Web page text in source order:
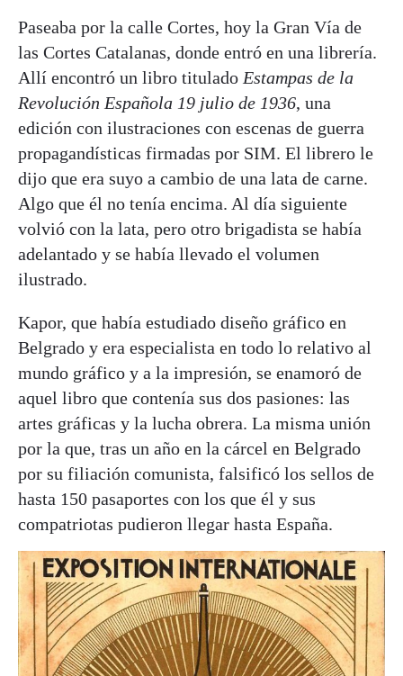
Paseaba por la calle Cortes, hoy la Gran Vía de
las Cortes Catalanas, donde entró en una librería.
Allí encontró un libro titulado Estampas de la
Revolución Española 19 julio de 1936, una
edición con ilustraciones con escenas de guerra
propagandísticas firmadas por SIM. El librero le
dijo que era suyo a cambio de una lata de carne.
Algo que él no tenía encima. Al día siguiente
volvió con la lata, pero otro brigadista se había
adelantado y se había llevado el volumen
ilustrado.
Kapor, que había estudiado diseño gráfico en
Belgrado y era especialista en todo lo relativo al
mundo gráfico y a la impresión, se enamoró de
aquel libro que contenía sus dos pasiones: las
artes gráficas y la lucha obrera. La misma unión
por la que, tras un año en la cárcel en Belgrado
por su filiación comunista, falsificó los sellos de
hasta 150 pasaportes con los que él y sus
compatriotas pudieron llegar hasta España.